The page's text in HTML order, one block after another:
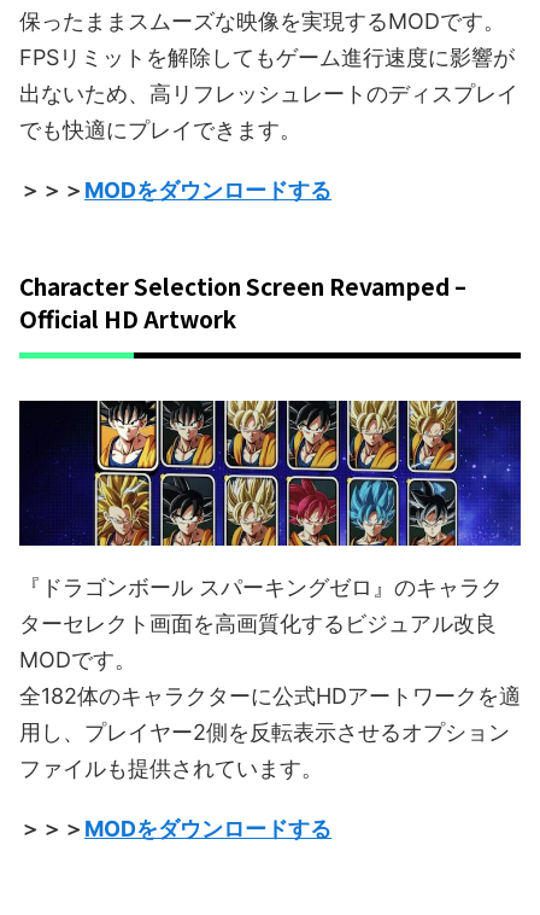
保ったままスムーズな映像を実現するMODです。
FPSリミットを解除してもゲーム進行速度に影響が
出ないため、高リフレッシュレートのディスプレイ
でも快適にプレイできます。
＞＞＞MODをダウンロードする
Character Selection Screen Revamped –
Official HD Artwork
『ドラゴンボール スパーキングゼロ』のキャラク
ターセレクト画面を高画質化するビジュアル改良
MODです。
全182体のキャラクターに公式HDアートワークを適
用し、プレイヤー2側を反転表示させるオプション
ファイルも提供されています。
＞＞＞MODをダウンロードする